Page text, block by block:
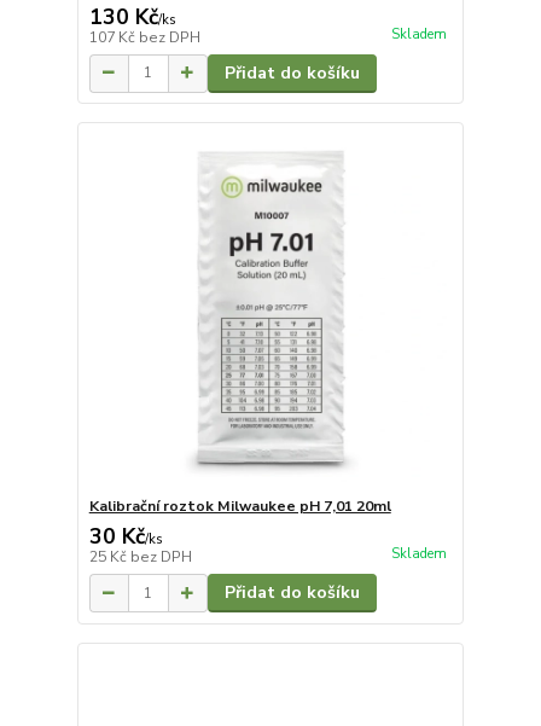
130 Kč/ks
107 Kč bez DPH Skladem
Přidat do košíku
Kalibrační roztok Milwaukee pH 7,01 20ml
30 Kč/ks
25 Kč bez DPH Skladem
Přidat do košíku